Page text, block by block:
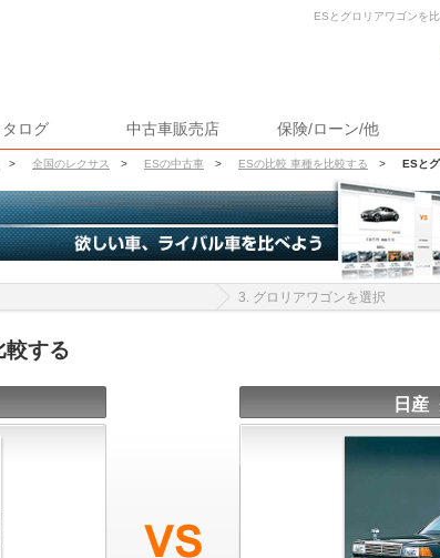
タログ 中古車販売店 保険/ローン/他
> 全国のレクサス > ESの中古車 > ESの比較 車種を比較する > ESと
ESとグロリアワゴンを
3. グロリアワゴンを選択
較する
日産